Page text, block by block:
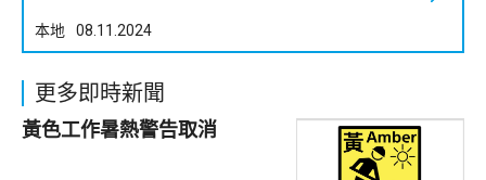
本地 08.11.2024
更多即時新聞
黃色工作暑熱警告取消